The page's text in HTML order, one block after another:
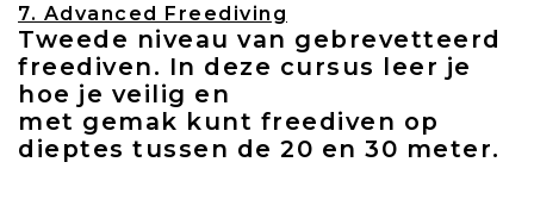
7. Advanced Freediving
Tweede niveau van gebrevetteerd
freediven. In deze cursus leer je
hoe je veilig en
met gemak kunt freediven op
dieptes tussen de 20 en 30 meter.